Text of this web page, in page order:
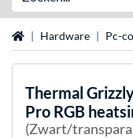
Home Hardware Pc-
Thermal
Pro RGB
(Zwart/